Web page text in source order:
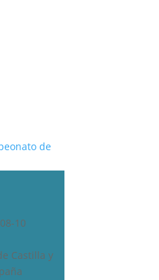
de
10
Castilla y